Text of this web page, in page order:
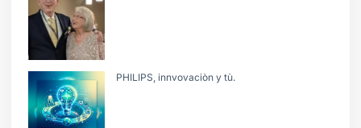
PHILIPS, innvovaciòn y tù.